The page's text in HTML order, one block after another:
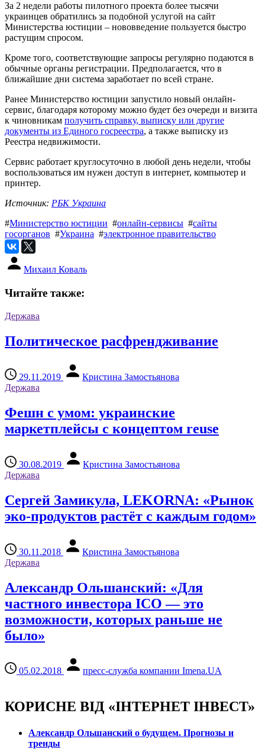
За 2 недели работы пилотного проекта более тысячи
украинцев обратились за подобной услугой на сайт
Министерства юстиции – нововведение пользуется быстро
растущим спросом.
Кроме того, соответствующие запросы регулярно подаются в
обычные органы регистрации. Предполагается, что в
ближайшие дни система заработает по всей стране.
Ранее Министерство юстиции запустило новый онлайн-
сервис, благодаря которому можно будет без очереди и визита
к чиновникам получить справку, выписку или другие
документы из Единого госреестра, а также выписку из
Реестра недвижимости.
Сервис работает круглосуточно в любой день недели, чтобы
воспользоваться им нужен доступ в интернет, компьютер и
принтер.
Источник: РБК Украина
#Министерство юстиции #онлайн-сервисы #сайты
госорганов #Украина #электронное правительство
Михаил Коваль
Читайте также:
Держава
Политическое расфрендживание
29.11.2019
Кристина Замостьянова
Держава
Фешн с умом: украинские
маркетплейсы с концептом reuse
30.08.2019
Кристина Замостьянова
Держава
Сергей Замикула, LEKORNA: «Рынок
эко-продуктов растёт с каждым годом»
30.11.2018
Кристина Замостьянова
Держава
Александр Ольшанский: «Для
частного инвестора ICO — это
возможности, которых раньше не
было»
05.02.2018 пресс-служба компании Imena.UA
КОРИСНЕ ВІД «ІНТЕРНЕТ ІНВЕСТ»
Александр Ольшанский о будущем. Прогнозы и
тренды